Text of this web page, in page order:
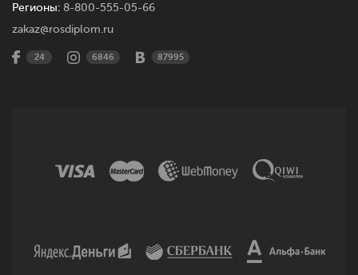
Регионы: 8-800-555-05-66
zakaz@rosdiplom.ru
24 6846 87995